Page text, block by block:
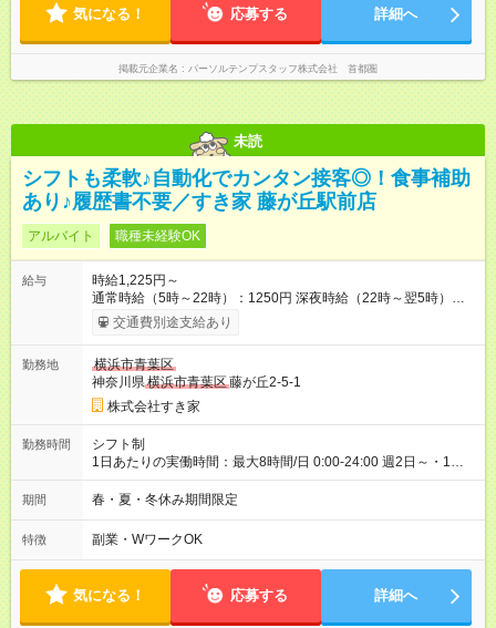
気になる！ 応募する 詳細へ
掲載元企業名 パーソルテンプスタッフ株式会社 首都圏
未読
シフトも柔軟♪自動化でカンタン接客◎！食事補助
あり♪履歴書不要／すき家 藤が丘駅前店
アルバイト 職種未経験OK
給与
時給1,225円～
通常時給（5時～22時）：1250円 深夜時給（22時～翌5時）：
1563円 高校生時給：1225円 【特別手当】早朝手当（5：00-9：
00）時給+150円 【試用期間】試用期間あり 試用期間の長さ：1
30日（※条件変更なし）ですが、切り上げで一ヶ月とさせてい
ただきます。 研修制度あり：15時間(研修中も同時給）
交通費別途支給あり
勤務地
横浜市青葉区
神奈川県横浜市青葉区藤が丘2-5-1
株式会社すき家
勤務時間
シフト制
1日あたりの実働時間：最大8時間/日 0:00-24:00 週2日～・1日
2h～OK ＜シフト例＞ 〇朝帯 5:00-9:00 〇昼帯 9:00-14:00 〇午
後帯 14:00-18:00 〇夜帯 18:00-22:00 〇深夜帯 22:00-翌5:00 基
ます♪
期間 春・夏・冬休み期間限定
特徴 副業・WワークOK
気になる！ 応募する 詳細へ